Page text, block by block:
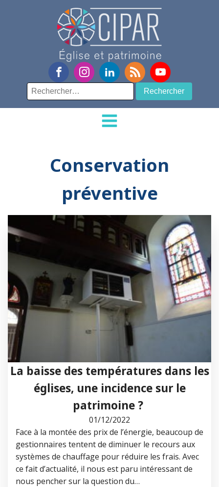
Rechercher :
Conservation
préventive
La baisse des températures dans les
églises, une incidence sur le
patrimoine ?
01/12/2022
Face à la montée des prix de l’énergie, beaucoup de
gestionnaires tentent de diminuer le recours aux
systèmes de chauffage pour réduire les frais. Avec
ce fait d’actualité, il nous est paru intéressant de
nous pencher sur la question du…